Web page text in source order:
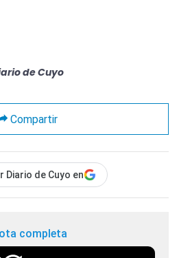
de Cuyo
Compartir
Diario de Cuyo en
completa